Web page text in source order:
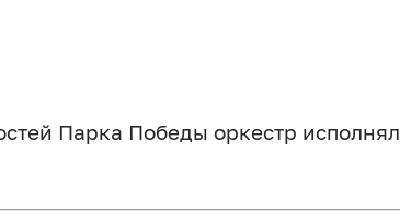
Парка Победы оркестр исполнял